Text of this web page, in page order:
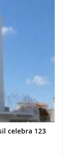
celebra 123